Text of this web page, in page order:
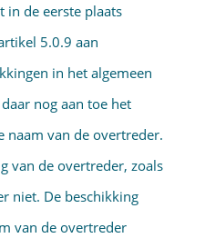
in de eerste plaats
5.0.9 aan
in het algemeen
nog aan toe het
naam van de overtreder.
van de overtreder, zoals
niet. De beschikking
van de overtreder